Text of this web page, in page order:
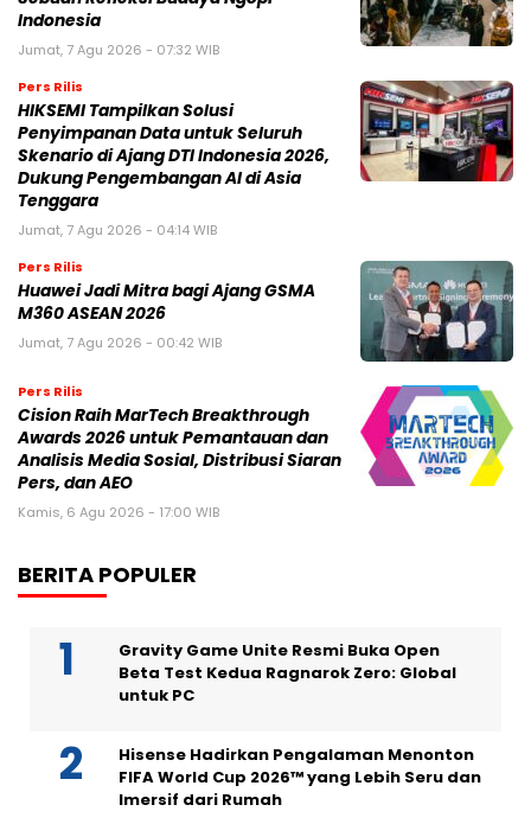
Indonesia
Jumat, 7 Agu 2026 - 07:32 WIB
Pers Rilis
HIKSEMI Tampilkan Solusi
Penyimpanan Data untuk Seluruh
Skenario di Ajang DTI Indonesia 2026,
Dukung Pengembangan AI di Asia
Tenggara
Jumat, 7 Agu 2026 - 04:14 WIB
Pers Rilis
Huawei Jadi Mitra bagi Ajang GSMA
M360 ASEAN 2026
Jumat, 7 Agu 2026 - 00:42 WIB
Pers Rilis
Cision Raih MarTech Breakthrough
Awards 2026 untuk Pemantauan dan
Analisis Media Sosial, Distribusi Siaran
Pers, dan AEO
Kamis, 6 Agu 2026 - 17:00 WIB
BERITA POPULER
Gravity Game Unite Resmi Buka Open
Beta Test Kedua Ragnarok Zero: Global
untuk PC
Hisense Hadirkan Pengalaman Menonton
FIFA World Cup 2026™ yang Lebih Seru dan
Imersif dari Rumah